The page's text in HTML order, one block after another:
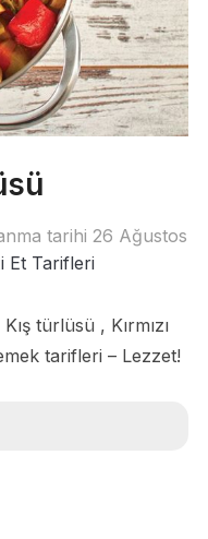
tarihi 26 Ağustos
Et Tarifleri
türlüsü , Kırmızı
tarifleri – Lezzet!